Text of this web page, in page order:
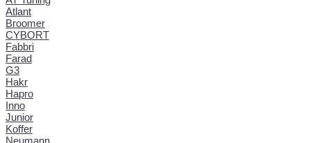
Atlant
Broomer
CYBORT
Fabbri
Farad
G3
Hakr
Hapro
Inno
Junior
Koffer
Neumann